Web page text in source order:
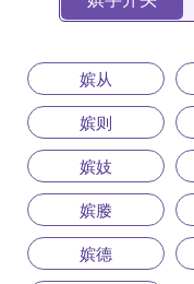
嫔从
嫔则
嫔妓
嫔媵
嫔德